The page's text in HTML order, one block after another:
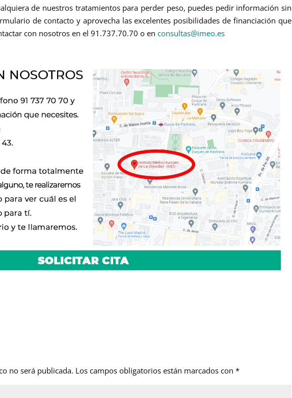
de nuestros tratamientos para perder peso, puedes pedir información sin
de contacto y aprovecha las excelentes posibilidades de financiación que
con nosotros en el 91.737.70.70 o enconsultas@imeo.es
no será publicada. Los campos obligatorios están marcados con*